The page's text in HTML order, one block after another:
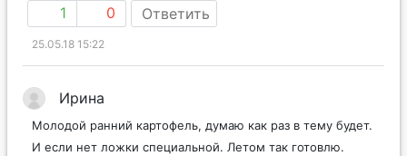
1 0 Ответить
25.05.18 15:22
Ирина
Молодой ранний картофель, думаю как раз в тему будет.
И если нет ложки специальной. Летом так готовлю.